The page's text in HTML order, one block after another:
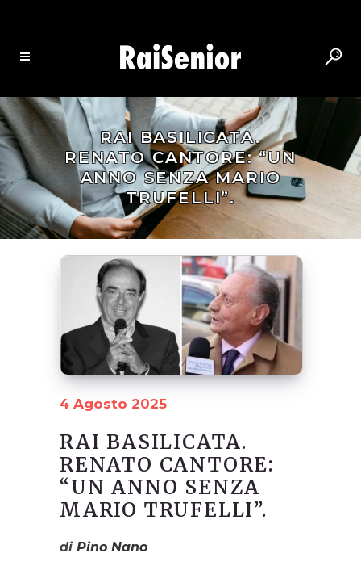
RAI BASILICATA.
RENATO CANTORE: “UN
ANNO SENZA MARIO
TRUFELLI”.
4 Agosto 2025
RAI BASILICATA.
RENATO CANTORE:
“UN ANNO SENZA
MARIO TRUFELLI”.
diPino Nano